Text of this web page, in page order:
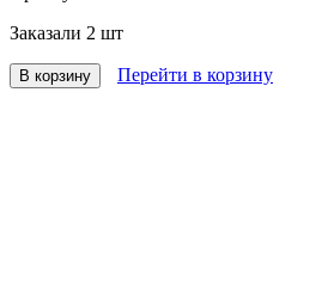
Заказали 2 шт
В корзину Перейти в корзину